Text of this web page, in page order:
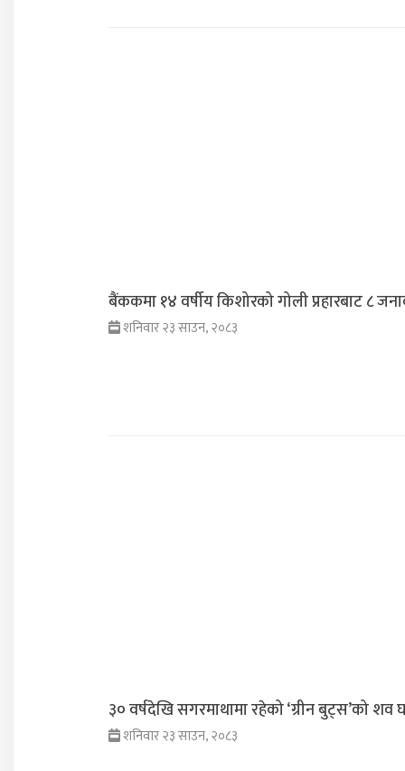
बैंककमा १४ वर्षीय किशोरको गोली प्रहारबाट ८
शनिवार २३ साउन, २०८३
३० वर्षदेखि सगरमाथामा रहेको ‘ग्रीन बुट्स’को शव
शनिवार २३ साउन, २०८३